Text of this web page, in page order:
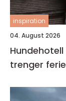
inspiration
04. August 2026
Hundehotell trygg omsorg når hunden
trenger ferie